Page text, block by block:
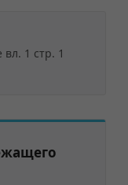
1 стр. 1